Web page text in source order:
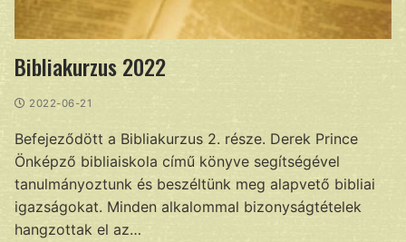
Bibliakurzus 2022
2022-06-21
Befejeződött a Bibliakurzus 2. része. Derek Prince
Önképző bibliaiskola című könyve segítségével
tanulmányoztunk és beszéltünk meg alapvető bibliai
igazságokat. Minden alkalommal bizonyságtételek
hangzottak el az…